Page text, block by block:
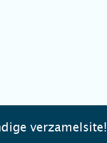
verzamelsite!